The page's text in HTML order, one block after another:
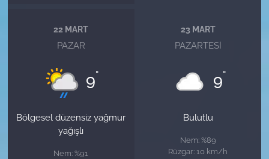
22 MART
PAZAR
9°
Bölgesel düzensiz yağmur
yağışlı
Nem: %91
23 MART
PAZARTESI
9°
Bulutlu
Nem: %89
Rüzgar: 10 km/h